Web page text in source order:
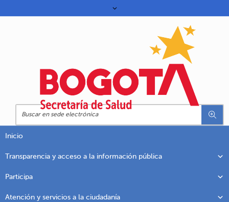
Inicio
Transparencia y acceso a la información pública
Participa
Atención y servicios a la ciudadanía